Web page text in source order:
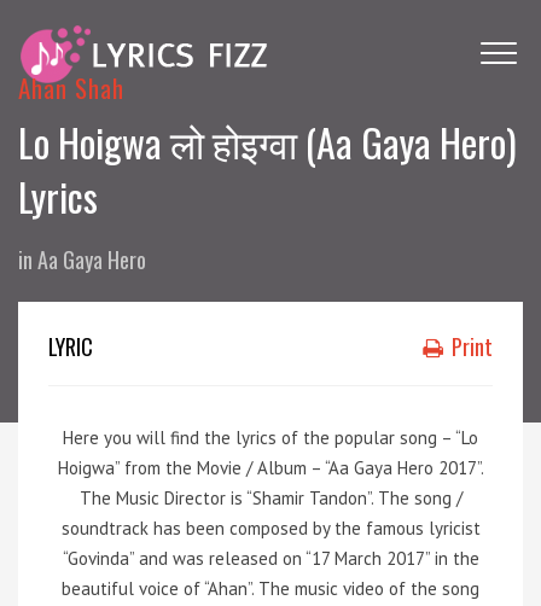
Ahan Shah
Lo Hoigwa लो होइग्वा (Aa Gaya Hero)
Lyrics
inAa Gaya Hero
LYRIC Print
Here you will find the lyrics of the popular song – “Lo
Hoigwa” from the Movie / Album – “Aa Gaya Hero 2017”.
The Music Director is “Shamir Tandon”. The song /
soundtrack has been composed by the famous lyricist
“Govinda” and was released on “17 March 2017” in the
beautiful voice of “Ahan”. The music video of the song